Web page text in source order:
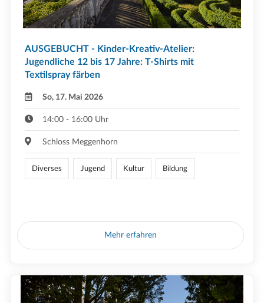
AUSGEBUCHT - Kinder-Kreativ-Atelier:
Jugendliche 12 bis 17 Jahre: T-Shirts mit
Textilspray färben
So, 17. Mai 2026
14:00 - 16:00 Uhr
Schloss Meggenhorn
Diverses Jugend Kultur Bildung
Mehr erfahren